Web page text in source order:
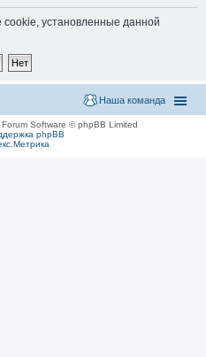
cookie, установленные данной
Наша команда
Software © phpBB Limited
phpBB